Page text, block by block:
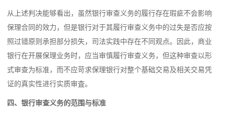
从上述判决能够看出，虽然银行审查义务的履行存在瑕疵不会影响
保理合同的效力，但是银行对于其履行审查义务中的过失是否应按
照过错原则承担部分损失，司法实践中存在不同观点。因此，商业
银行在开展保理业务时，应当审慎履行审查义务，但这种审查以形
式审查为标准，而不应苛求保理银行对整个基础交易及相关交易凭
证的真实性进行实质审査。
四、银行审查义务的范围与标准